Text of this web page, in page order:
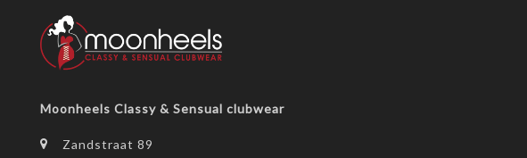
Moonheels Classy & Sensual clubwear
Zandstraat 89